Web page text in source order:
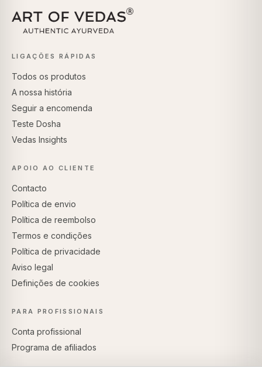
LIGAÇÕES RÁPIDAS
Todos os produtos
A nossa história
Seguir a encomenda
Teste Dosha
Vedas Insights
APOIO AO CLIENTE
Contacto
Política de envio
Política de reembolso
Termos e condições
Política de privacidade
Aviso legal
Definições de cookies
PARA PROFISSIONAIS
Conta profissional
Programa de afiliados